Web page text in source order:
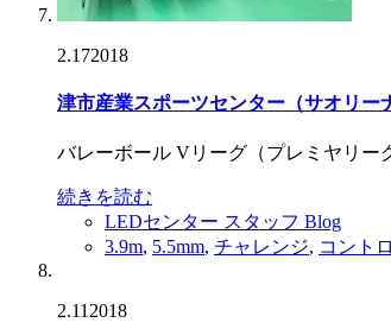
2.172018
津市産業スポーツセンター（サオリー
バレーボール Vリーグ（プレミヤリー
続きを読む
LEDセンター スタッフ Blog
3.9m, 5.5mm, チャレンジ, コント
2.112018